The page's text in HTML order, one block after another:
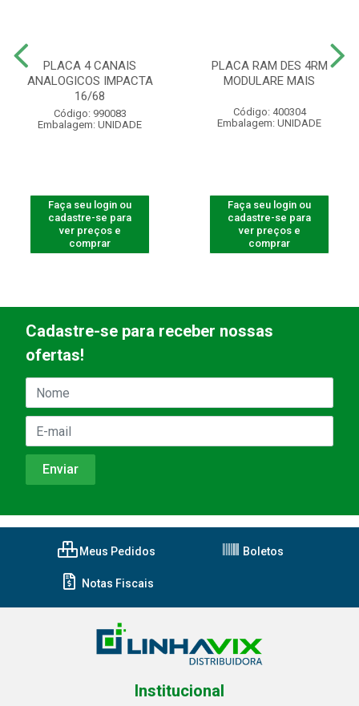
PLACA 4 CANAIS
ANALOGICOS IMPACTA
16/68
Código: 990083
Embalagem: UNIDADE
Faça seu login ou
cadastre-se para
ver preços e
comprar
PLACA RAM DES 4RM
MODULARE MAIS
Código: 400304
Embalagem: UNIDADE
Faça seu login ou
cadastre-se para
ver preços e
comprar
Cadastre-se para receber nossas
ofertas!
Meus Pedidos Boletos
Notas Fiscais
Institucional